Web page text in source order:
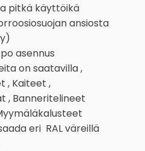
pitkä käyttöikä
ansiosta
asennus
on saatavilla ,
, Kaiteet ,
, Banneritelineet
eri RAL väreillä